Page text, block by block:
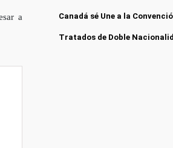
a
Canadá sé Une a la
Tratados de Doble